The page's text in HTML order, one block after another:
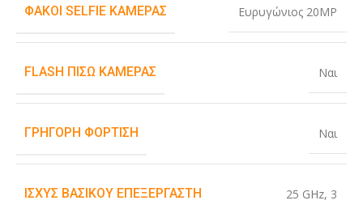
ΦΑΚΟΊ SELFIE ΚΆΜΕΡΑΣ Ευρυγώνιος 20MP
FLASH ΠΊΣΩ ΚΆΜΕΡΑΣ Ναι
ΓΡΉΓΟΡΗ ΦΌΡΤΙΣΗ Ναι
ΙΣΧΎΣ ΒΑΣΙΚΟΎ ΕΠΕΞΕΡΓΑΣΤΉ 25 GHz, 3